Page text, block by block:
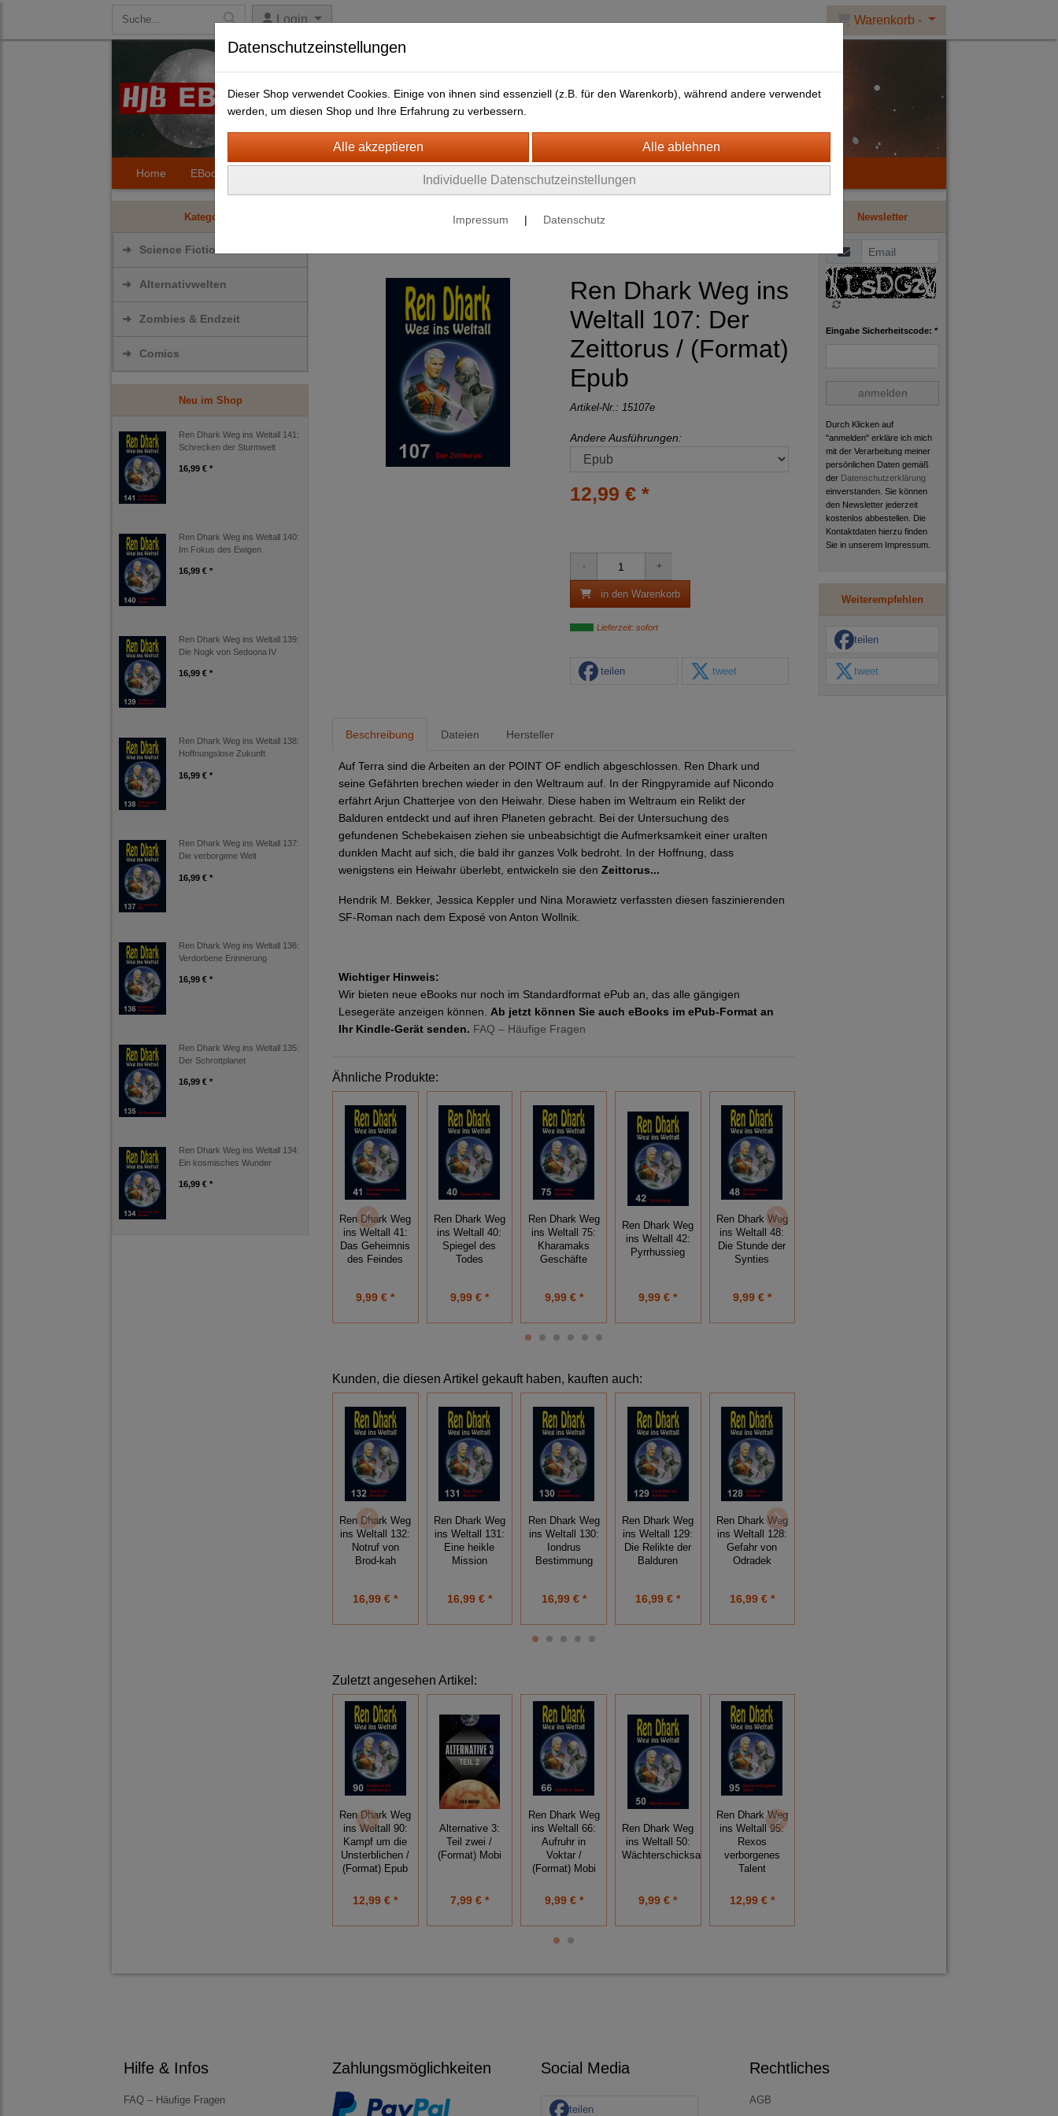
Login Warenkorb -
Home EBooks HJB Bücher Newsletter
Kategorien
➜ Science Fiction
➜ Alternativwelten
➜ Zombies & Endzeit
➜ Comics
Neu im Shop
Ren Dhark Weg ins Weltall 141:
Schrecken der Sturmwelt
16,99 € *
Ren Dhark Weg ins Weltall 140:
Im Fokus des Ewigen
16,99 € *
Ren Dhark Weg ins Weltall 139:
Die Nogk von Sedoona IV
16,99 € *
Ren Dhark Weg ins Weltall 138:
Hoffnungslose Zukunft
16,99 € *
Ren Dhark Weg ins Weltall 137:
Die verborgene Welt
16,99 € *
Ren Dhark Weg ins Weltall 136:
Verdorbene Erinnerung
16,99 € *
Ren Dhark Weg ins Weltall 135:
Der Schrottplanet
16,99 € *
Ren Dhark Weg ins Weltall 134:
Ein kosmisches Wunder
16,99 € *
Ren Dhark : Weg ins Weltall
Ren Dhark Weg ins
Weltall 107: Der
Zeittorus / (Format)
Epub
Artikel-Nr.:15107e
Andere Ausführungen:
12,99 € *
in den Warenkorb
Lieferzeit: sofort
teilen tweet
Beschreibung Dateien Hersteller
Auf Terra sind die Arbeiten an der POINT OF endlich abgeschlossen. Ren Dhark und
seine Gefährten brechen wieder in den Weltraum auf. In der Ringpyramide auf Nicondo
erfährt Arjun Chatterjee von den Heiwahr. Diese haben im Weltraum ein Relikt der
Balduren entdeckt und auf ihren Planeten gebracht. Bei der Untersuchung des
gefundenen Schebekaisen ziehen sie unbeabsichtigt die Aufmerksamkeit einer uralten
dunklen Macht auf sich, die bald ihr ganzes Volk bedroht. In der Hoffnung, dass
wenigstens ein Heiwahr überlebt, entwickeln sie den Zeittorus...
Hendrik M. Bekker, Jessica Keppler und Nina Morawietz verfassten diesen faszinierenden
SF-Roman nach dem Exposé von Anton Wollnik.
Wichtiger Hinweis:
Wir bieten neue eBooks nur noch im Standardformat ePub an, das alle gängigen
Lesegeräte anzeigen können. Ab jetzt können Sie auch eBooks im ePub-Format an
Ihr Kindle-Gerät senden. FAQ – Häufige Fragen
Ähnliche Produkte:
Ren Dhark Weg
ins Weltall 41:
Das Geheimnis
des Feindes
9,99 € *
Ren Dhark Weg
ins Weltall 40:
Spiegel des
Todes
9,99 € *
Ren Dhark Weg
ins Weltall 75:
Kharamaks
Geschäfte
9,99 € *
Ren Dhark Weg
ins Weltall 42:
Pyrrhussieg
9,99 € *
Ren Dhark Weg
ins Weltall 48:
Die Stunde der
Synties
9,99 € *
Kunden, die diesen Artikel gekauft haben, kauften auch:
Ren Dhark Weg
ins Weltall 132:
Notruf von
Brod-kah
16,99 € *
Ren Dhark Weg
ins Weltall 131:
Eine heikle
Mission
16,99 € *
Ren Dhark Weg
ins Weltall 130:
Iondrus
Bestimmung
16,99 € *
Ren Dhark Weg
ins Weltall 129:
Die Relikte der
Balduren
16,99 € *
Ren Dhark Weg
ins Weltall 128:
Gefahr von
Odradek
16,99 € *
Zuletzt angesehen Artikel:
Ren Dhark Weg
ins Weltall 90:
Kampf um die
Unsterblichen /
(Format) Epub
12,99 € *
Alternative 3:
Teil zwei /
(Format) Mobi
7,99 € *
Ren Dhark Weg
ins Weltall 66:
Aufruhr in
Voktar /
(Format) Mobi
9,99 € *
Ren Dhark Weg
ins Weltall 50:
Wächterschicksal
9,99 € *
Ren Dhark Weg
ins Weltall 95:
Rexos
verborgenes
Talent
12,99 € *
Newsletter
Eingabe Sicherheitscode: *
anmelden
Durch Klicken auf
"anmelden" erkläre ich mich
mit der Verarbeitung meiner
persönlichen Daten gemäß
der Datenschutzerklärung
einverstanden. Sie können
den Newsletter jederzeit
kostenlos abbestellen. Die
Kontaktdaten hierzu finden
Sie in unserem Impressum.
Weiterempfehlen
teilen
tweet
Hilfe & Infos
FAQ – Häufige Fragen
Zahlungsmöglichkeiten Social Media
teilen
Rechtliches
AGB
Datenschutzeinstellungen
Dieser Shop verwendet Cookies. Einige von ihnen sind essenziell (z.B. für den Warenkorb), während andere verwendet
werden, um diesen Shop und Ihre Erfahrung zu verbessern.
Individuelle Datenschutzeinstellungen
Impressum | Datenschutz